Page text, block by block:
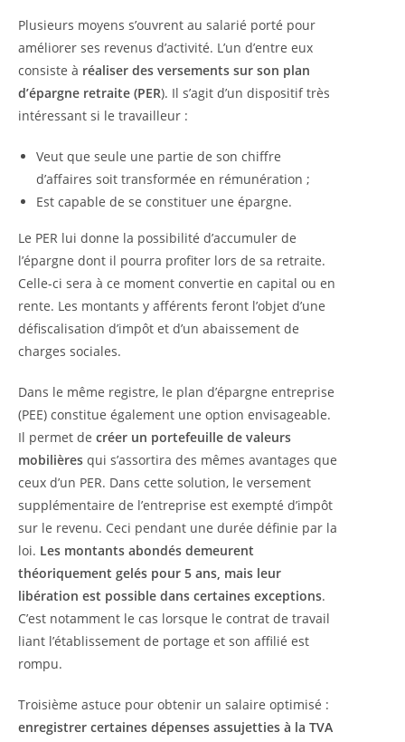
Plusieurs moyens s’ouvrent au salarié porté pour
améliorer ses revenus d’activité. L’un d’entre eux
consiste à réaliser des versements sur son plan
d’épargne retraite (PER). Il s’agit d’un dispositif très
intéressant si le travailleur :
Veut que seule une partie de son chiffre
d’affaires soit transformée en rémunération ;
Est capable de se constituer une épargne.
Le PER lui donne la possibilité d’accumuler de
l’épargne dont il pourra profiter lors de sa retraite.
Celle-ci sera à ce moment convertie en capital ou en
rente. Les montants y afférents feront l’objet d’une
défiscalisation d’impôt et d’un abaissement de
charges sociales.
Dans le même registre, le plan d’épargne entreprise
(PEE) constitue également une option envisageable.
Il permet de créer un portefeuille de valeurs
mobilières qui s’assortira des mêmes avantages que
ceux d’un PER. Dans cette solution, le versement
supplémentaire de l’entreprise est exempté d’impôt
sur le revenu. Ceci pendant une durée définie par la
loi. Les montants abondés demeurent
théoriquement gelés pour 5 ans, mais leur
libération est possible dans certaines exceptions.
C’est notamment le cas lorsque le contrat de travail
liant l’établissement de portage et son affilié est
rompu.
Troisième astuce pour obtenir un salaire optimisé :
enregistrer certaines dépenses assujetties à la TVA